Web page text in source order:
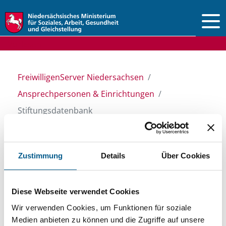
Zustimmung Details Über Cookies
Diese Webseite verwendet Cookies
Wir verwenden Cookies, um Funktionen für soziale
Medien anbieten zu können und die Zugriffe auf unsere
FreiwilligenServer Niedersachsen
Ansprechpersonen & Einrichtungen
Stiftungsdatenbank
Stiftungsdatenbank
Recherchieren Sie in unserer
Stiftungsdatenbank nach Themen, Kategorien,
Suchbegriffen und Orten. Bei der Suche bitte